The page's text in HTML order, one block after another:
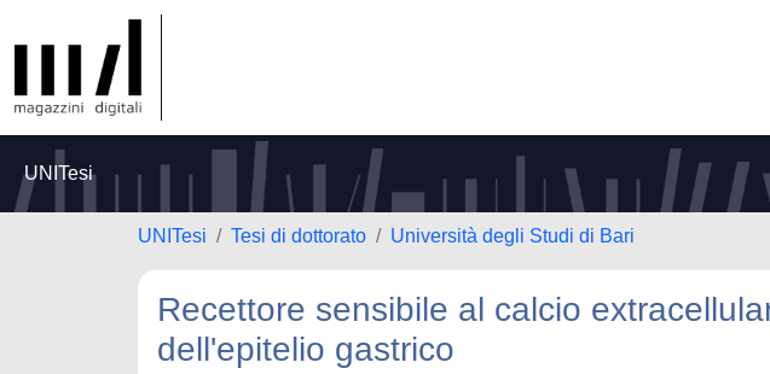
UNITesi
UNITesi Tesi di dottorato Università degli Studi di Bari
Recettore sensibile al calcio
dell'epitelio gastrico